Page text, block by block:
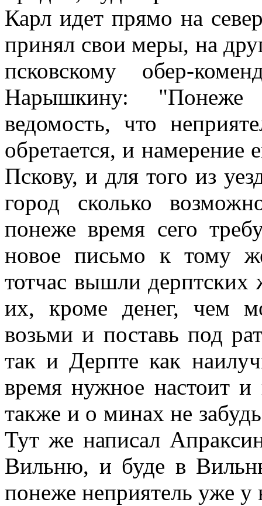
Карл идет прямо на
принял свои меры, на
псковскому обер-
Нарышкину:
ведомость, что
обретается, и намерение
Пскову, и для того из
город сколько
понеже время сего
новое письмо к тому
тотчас вышли дерптских
их, кроме денег, чем
возьми и поставь под
так и Дерпте как
время нужное настоит и
также и о минах не
Тут же написал
Вильню, и буде в
понеже неприятель уже у